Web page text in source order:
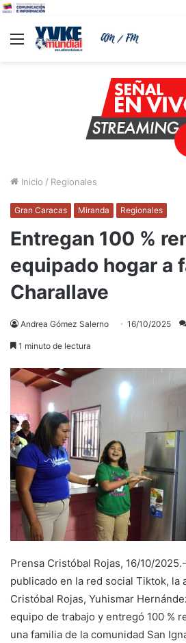
Menu
Inicio / Regionales
Gran Caracas Miranda Regionales
Entregan 100 %
equipado hogar a
Charallave
Andrea Gómez Salerno 16/10/2025
1 minuto de lectura
Prensa Cristóbal Rojas, 16/10/
publicado en la red social Tiktok, la
Cristóbal Rojas, Yuhismar
equipo de trabajo y entregó 100 %
una familia de la comunidad San